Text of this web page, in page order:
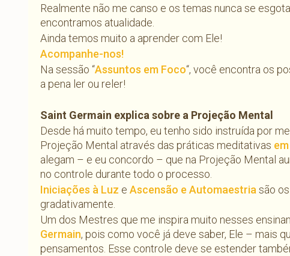
Realmente não me canso e os temas nunca se
encontramos atualidade.
Ainda temos muito a aprender com Ele!
Acompanhe-nos!
Na sessão “Assuntos em Foco“, você encontra os
a pena ler ou reler!
Saint Germain explica sobre a Projeção Mental
Desde há muito tempo, eu tenho sido instruída por
Projeção Mental através das práticas meditativas
alegam – e eu concordo – que na Projeção Mental
no controle durante todo o processo.
Iniciações à Luz e Ascensão e Automaestria são
gradativamente.
Um dos Mestres que me inspira muito nesses
Germain, pois como você já deve saber, Ele – mais
pensamentos. Esse controle deve se estender